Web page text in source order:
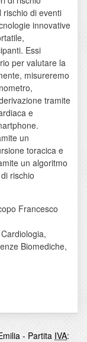
rischio di eventi
innovative
Essi
per valutare la
misureremo
tramite
e
un
toracica e
un algoritmo
rischio
Francesco
Biomediche,
- Partita IVA: